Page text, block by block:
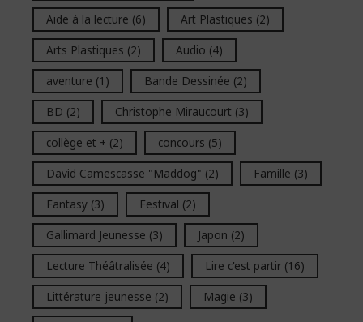
Aide à la lecture (6) Art Plastiques (2)
Arts Plastiques (2) Audio (4)
aventure (1) Bande Dessinée (2)
BD (2) Christophe Miraucourt (3)
collège et + (2) concours (5)
David Camescasse "Maddog" (2) Famille (3)
Fantasy (3) Festival (2)
Gallimard Jeunesse (3) Japon (2)
Lecture Théâtralisée (4) Lire c'est partir (16)
Littérature jeunesse (2) Magie (3)